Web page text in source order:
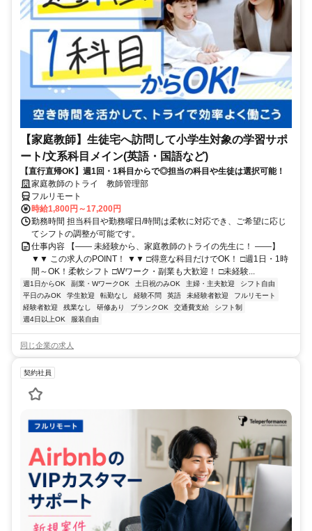
【家庭教師】生徒宅へ訪問して小学生対象の学習サポ
ート/文系科目メイン(英語・国語など)
【直行直帰OK】週1回・1科目からで◎担当の科目や生徒は選択可能！
家庭教師のトライ 教師管理部
フルリモート
時給1,800円～17,200円
勤務時間 担当科目や勤務曜日/時間は柔軟に対応でき、ご希望に応じ
てシフトの調整が可能です。
仕事内容 【―― 未経験から、家庭教師のトライの先生に！ ――】
▼▼ この求人のPOINT！ ▼▼ □得意な科目だけでOK！ □週1日・1時
間～OK！柔軟シフト □Wワーク・副業も大歓迎！ □未経験...
週1日からOK 副業・WワークOK 土日祝のみOK 主婦・主夫歓迎
シフト自由
平日のみOK
学生歓迎 転勤なし 経験不問 英語 未経験者歓迎
フルリモート
経験者歓迎
残業なし 研修あり ブランクOK 交通費支給
シフト制
週4日以上OK
服装自由
同じ企業の求人
契約社員